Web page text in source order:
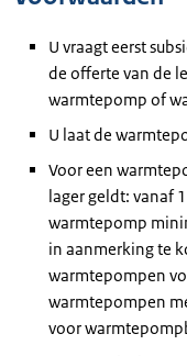
U vraagt eerst
de offerte van de
warmtepomp of
U laat de
Voor een
lager geldt: vanaf
warmtepomp
in aanmerking te
warmtepompen
warmtepompen
voor